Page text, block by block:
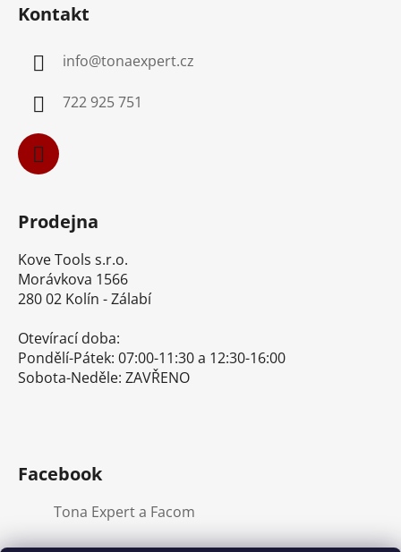
Kontakt
info@tonaexpert.cz
722 925 751
Prodejna
Kove Tools s.r.o.
Morávkova 1566
280 02 Kolín - Zálabí
Otevírací doba:
Pondělí-Pátek: 07:00-11:30 a 12:30-16:00
Sobota-Neděle: ZAVŘENO
Facebook
Tona Expert a Facom